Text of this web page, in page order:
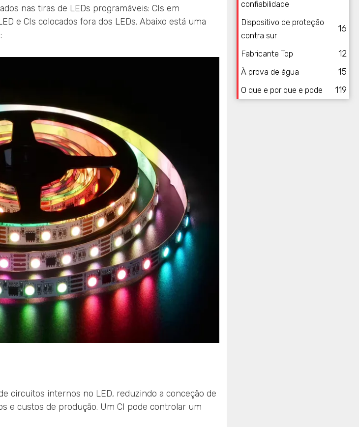
nas tiras de LEDs programáveis: CIs em
e CIs colocados fora dos LEDs. Abaixo está uma
circuitos internos no LED, reduzindo a conceção de
e custos de produção. Um CI pode controlar um
confiabilidade
Dispositivo de proteção
contra sur
16
Fabricante Top 12
À prova de água 15
O que e por que e pode 119